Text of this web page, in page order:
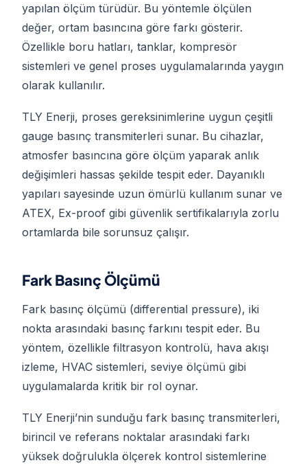
yapılan ölçüm türüdür. Bu yöntemle ölçülen
değer, ortam basıncına göre farkı gösterir.
Özellikle boru hatları, tanklar, kompresör
sistemleri ve genel proses uygulamalarında yaygın
olarak kullanılır.
TLY Enerji, proses gereksinimlerine uygun çeşitli
gauge basınç transmiterleri sunar. Bu cihazlar,
atmosfer basıncına göre ölçüm yaparak anlık
değişimleri hassas şekilde tespit eder. Dayanıklı
yapıları sayesinde uzun ömürlü kullanım sunar ve
ATEX, Ex-proof gibi güvenlik sertifikalarıyla zorlu
ortamlarda bile sorunsuz çalışır.
Fark Basınç Ölçümü
Fark basınç ölçümü (differential pressure), iki
nokta arasındaki basınç farkını tespit eder. Bu
yöntem, özellikle filtrasyon kontrolü, hava akışı
izleme, HVAC sistemleri, seviye ölçümü gibi
uygulamalarda kritik bir rol oynar.
TLY Enerji’nin sunduğu fark basınç transmiterleri,
birincil ve referans noktalar arasındaki farkı
yüksek doğrulukla ölçerek kontrol sistemlerine